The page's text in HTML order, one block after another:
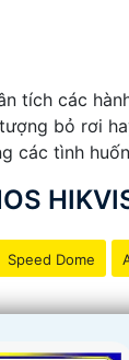
tích các
bỏ rơi
các tình
Speed Dome